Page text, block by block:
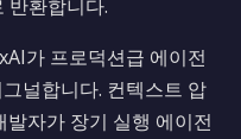
환합니다.
가 프로덕션급 에이전
널합니다. 컨텍스트 압
자가 장기 실행 에이전